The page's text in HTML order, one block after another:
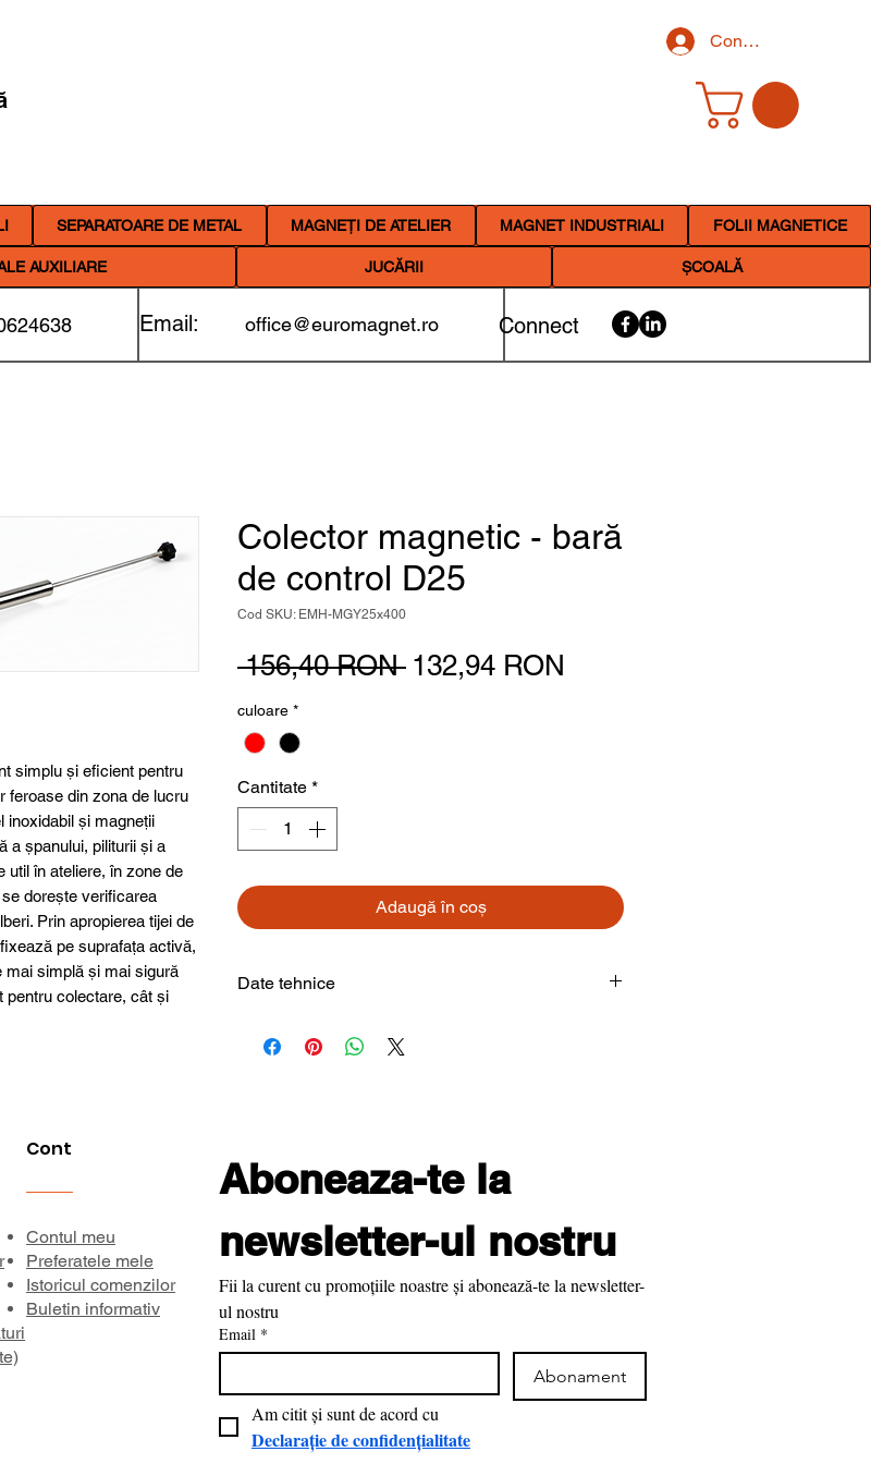
Conectează-te
SEPARATOARE DE METAL MAGNEȚI DE ATELIER MAGNET INDUSTRIALI FOLII MAGNETICE
AUXILIARE JUCĂRII ȘCOALĂ
Email: office@euromagnet.ro Connect
simplu și eficient pentru
feroase din zona de lucru
inoxidabil și magneții
a șpanului, piliturii și a
util în ateliere, în zone de
dorește verificarea
Prin apropierea tijei de
pe suprafața activă,
mai simplă și mai sigură
pentru colectare, cât și
Colector magnetic - bară
de control D25
Cod SKU: EMH-MGY25x400
156,40 RON Preț normal
132,94 RON
culoare *
Cantitate *
Adaugă în coș
Date tehnice
Tip produs
Carcasă Tub inox
particule
Cont
Contul meu
Preferatele mele
Istoricul comenzilor
Buletin informativ
Aboneaza-te la
newsletter-ul nostru
Fii la curent cu promoțiile noastre și abonează-te la newsletter-
ul nostru
Email *
Abonament
Declarație de confidențialitate